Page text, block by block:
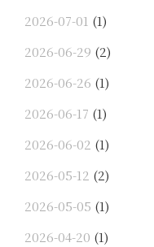
2026-07-01 (1)
2026-06-29 (2)
2026-06-26 (1)
2026-06-17 (1)
2026-06-02 (1)
2026-05-12 (2)
2026-05-05 (1)
2026-04-20 (1)